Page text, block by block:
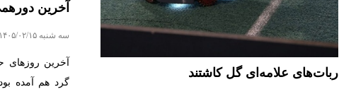
ربات‌های علامه‌ای گل کاشتند
آخرین دورهمی
سه شنبه ۱۴۰۵/۰۲/۱۵
آخرین روزهای
گرد هم آمده